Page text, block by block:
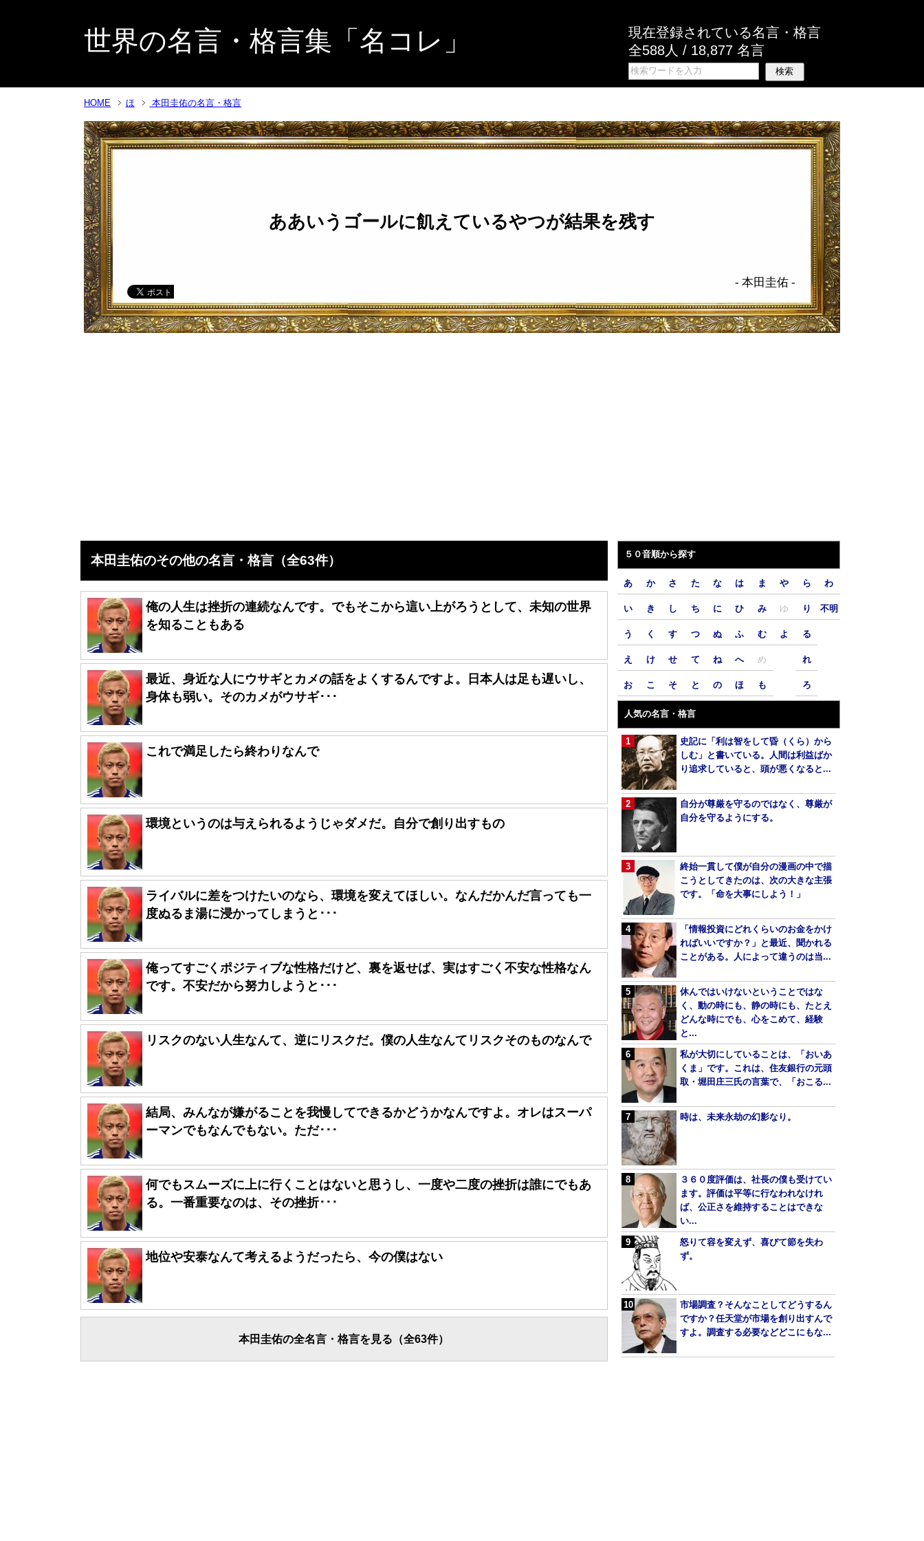
世界の名言・格言集「名コレ」
現在登録されている名言・格言
全588人 / 18,877 名言
HOME ほ 本田圭佑の名言・格言
ああいうゴールに飢えているやつが結果を残す
- 本田圭佑 -
本田圭佑のその他の名言・格言（全63件）
俺の人生は挫折の連続なんです。でもそこから這い上がろうとして、未知の世界
を知ることもある
最近、身近な人にウサギとカメの話をよくするんですよ。日本人は足も遅いし、
身体も弱い。そのカメがウサギ･･･
これで満足したら終わりなんで
環境というのは与えられるようじゃダメだ。自分で創り出すもの
ライバルに差をつけたいのなら、環境を変えてほしい。なんだかんだ言っても一
度ぬるま湯に浸かってしまうと･･･
俺ってすごくポジティブな性格だけど、裏を返せば、実はすごく不安な性格なん
です。不安だから努力しようと･･･
リスクのない人生なんて、逆にリスクだ。僕の人生なんてリスクそのものなんで
結局、みんなが嫌がることを我慢してできるかどうかなんですよ。オレはスーパ
ーマンでもなんでもない。ただ･･･
何でもスムーズに上に行くことはないと思うし、一度や二度の挫折は誰にでもあ
る。一番重要なのは、その挫折･･･
地位や安泰なんて考えるようだったら、今の僕はない
本田圭佑の全名言・格言を見る（全63件）
５０音順から探す
あ
い
う
え
お
か
き
く
け
こ
さ
し
す
せ
そ
た
ち
つ
て
と
な
に
ぬ
ね
の
は
ひ
ふ
へ
ほ
ま
み
む
め
も
や
ゆ
よ
ら
り
る
れ
ろ
わ
不明
人気の名言・格言
史記に「利は智をして昏（くら）から
しむ」と書いている。人間は利益ばか
り追求していると、頭が悪くなると...
自分が尊厳を守るのではなく、尊厳が
自分を守るようにする。
終始一貫して僕が自分の漫画の中で描
こうとしてきたのは、次の大きな主張
です。「命を大事にしよう！」
「情報投資にどれくらいのお金をかけ
ればいいですか？」と最近、聞かれる
ことがある。人によって違うのは当...
休んではいけないということではな
く、動の時にも、静の時にも、たとえ
どんな時にでも、心をこめて、経験
と...
私が大切にしていることは、「おいあ
くま」です。これは、住友銀行の元頭
取・堀田庄三氏の言葉で、「おこる...
時は、未来永劫の幻影なり。
３６０度評価は、社長の僕も受けてい
ます。評価は平等に行なわれなけれ
ば、公正さを維持することはできな
い...
怒りて容を変えず、喜びて節を失わ
ず。
市場調査？そんなことしてどうするん
ですか？任天堂が市場を創り出すんで
すよ。調査する必要などどこにもな...